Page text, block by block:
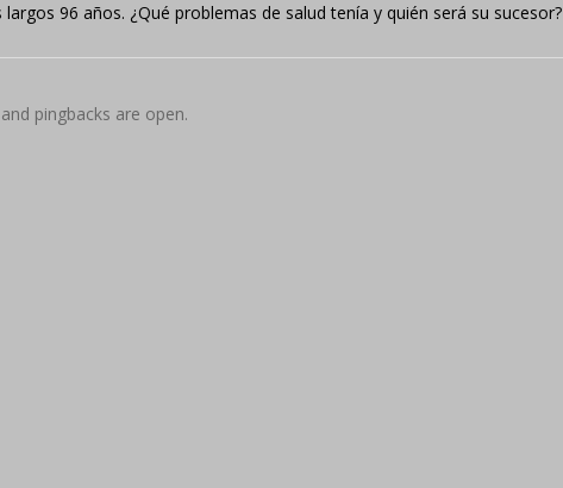
largos 96 años. ¿Qué problemas de salud tenía y quién será su sucesor?
and pingbacks are open.